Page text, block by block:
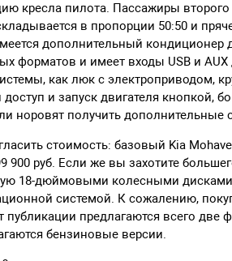
кресла пилота. Пассажиры
в пропорции 50:50 и
дополнительный кондиционер
форматов и имеет входы USB и
как люк с электроприводом,
и запуск двигателя кнопкой,
норовят получить
стоимость: базовый Kia
900 руб. Если же вы захотите
18-дюймовыми колесными
системой. К сожалению,
предлагаются всего
бензиновые версии.